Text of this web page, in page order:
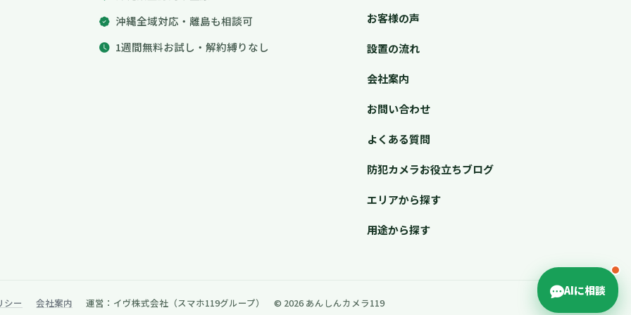
沖縄全域対応・離島も相談可
1週間無料お試し・解約縛りなし
お客様の声
設置の流れ
会社案内
お問い合わせ
よくある質問
防犯カメラお役立ちブログ
エリアから探す
用途から探す
シー 会社案内 運営：イヴ株式会社（スマホ119グループ） © 2026 あんしんカメラ119
AIに相談